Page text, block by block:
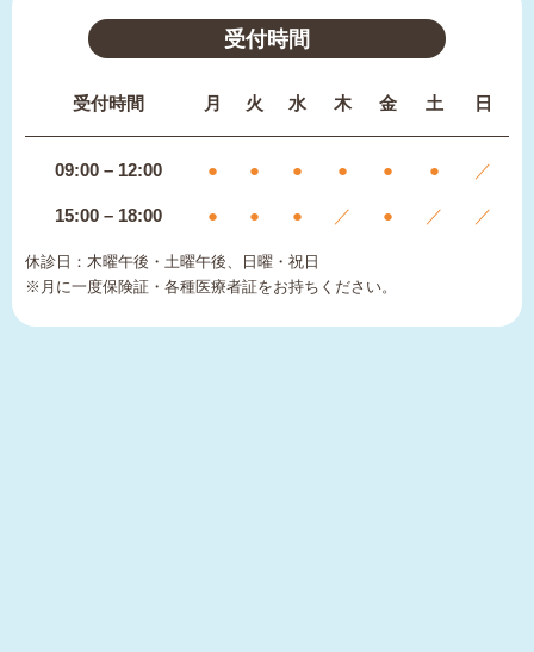
受付時間
受付時間 月 火 水 木 金 土 日
09:00 – 12:00 ● ● ● ● ● ● ／
15:00 – 18:00 ● ● ● ／ ● ／ ／
休診日：木曜午後・土曜午後、日曜・祝日
※月に一度保険証・各種医療者証をお持ちください。